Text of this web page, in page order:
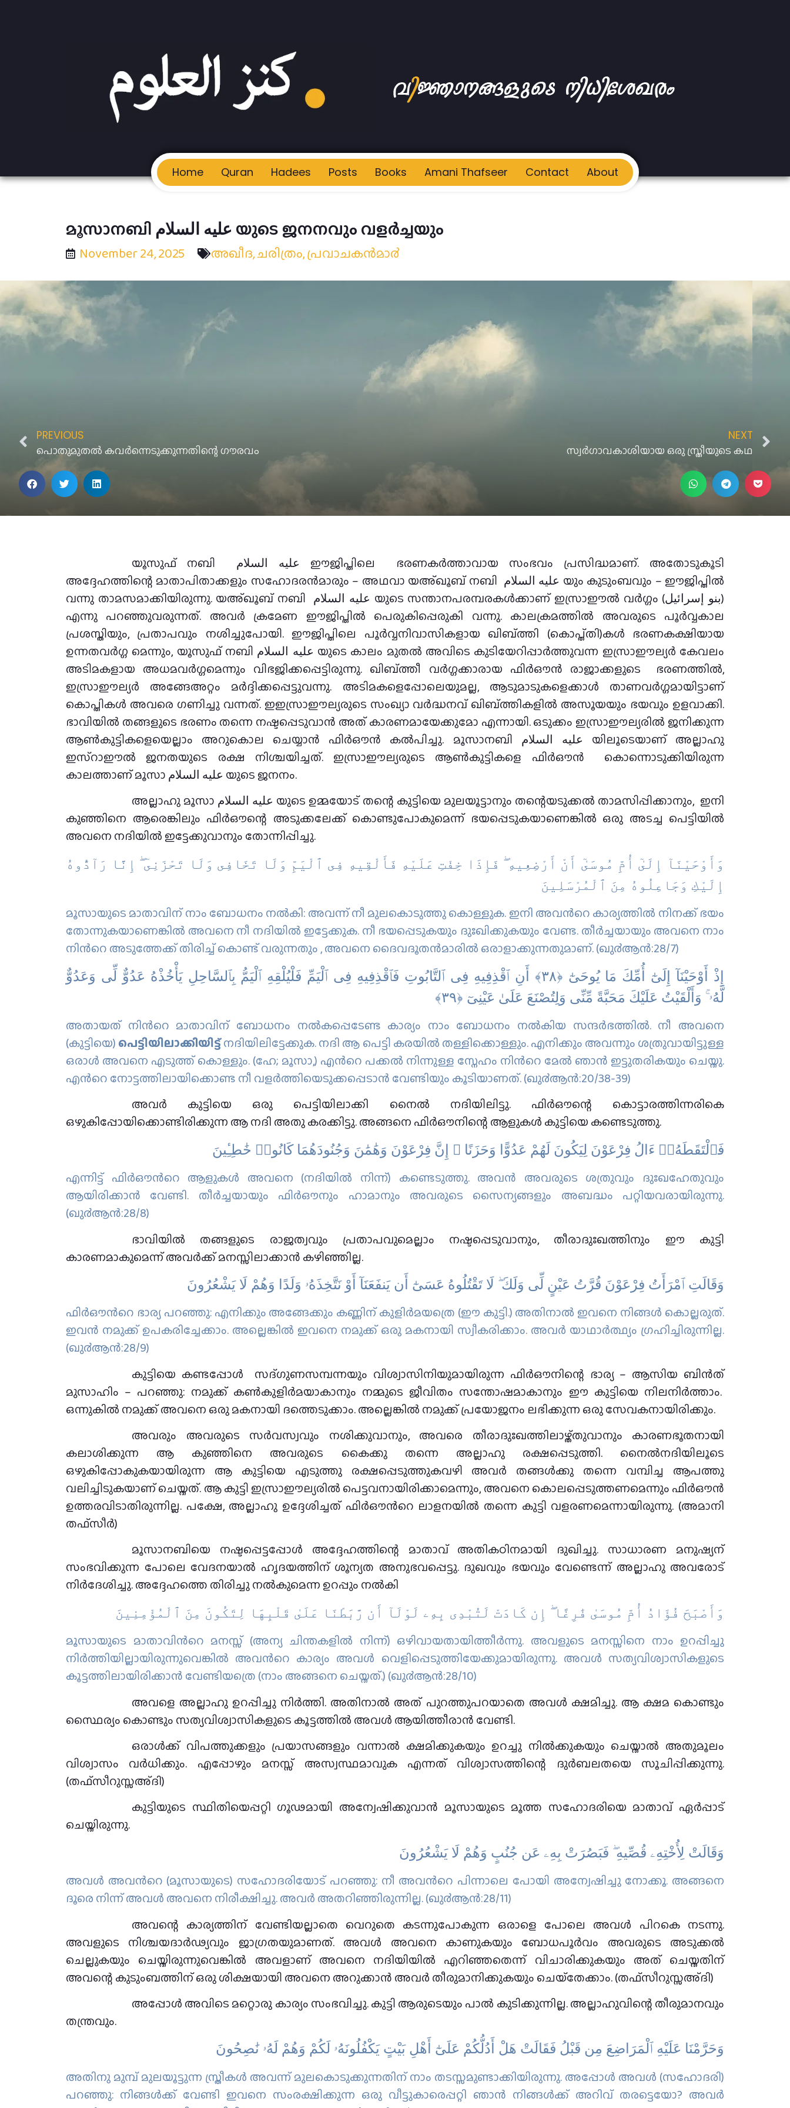
Home Quran Hadees Posts Books Amani Thafseer Contact About
മൂസാനബി عليه السلام യുടെ ജനനവും വളര്‍ച്ചയും
November 24, 2025 അഖീദ,ചരിത്രം,പ്രവാചകന്‍മാ൪
PREVIOUS
പൊതുമുതൽ കവർന്നെടുക്കുന്നതിന്റെ ഗൗരവം
NEXT
സ്വർഗാവകാശിയായ ഒരു സ്ത്രീയുടെ കഥ
യൂസുഫ് നബി عليه السلام ഈജിപ്തിലെ ഭരണകര്‍ത്താവായ സംഭവം പ്രസിദ്ധമാണ്. അതോടുകൂടി
അദ്ദേഹത്തിന്റെ മാതാപിതാക്കളും സഹോദരന്‍മാരും – അഥവാ യഅ്ഖൂബ് നബി عليه السلام യും കുടുംബവും – ഈജിപ്തില്‍
വന്നു താമസമാക്കിയിരുന്നു. യഅ്ഖൂബ് നബി عليه السلام യുടെ സന്താനപരമ്പരകള്‍ക്കാണ് ഇസ്രാഈല്‍ വര്‍ഗ്ഗം (بنو إسرائيل)
എന്നു പറഞ്ഞുവരുന്നത്. അവര്‍ ക്രമേണ ഈജിപ്തില്‍ പെരുകിപ്പെരുകി വന്നു. കാലക്രമത്തില്‍ അവരുടെ പൂര്‍വ്വകാല
പ്രശസ്തിയും, പ്രതാപവും നശിച്ചുപോയി. ഈജിപ്തിലെ പൂര്‍വ്വനിവാസികളായ ഖിബ്ത്തി (കൊപ്ത്തി)കള്‍ ഭരണകക്ഷിയായ
ഉന്നതവര്‍ഗ്ഗ മെന്നും, യൂസുഫ് നബി عليه السلام യുടെ കാലം മുതല്‍ അവിടെ കുടിയേറിപ്പാര്‍ത്തുവന്ന ഇസ്രാഈല്യര്‍ കേവലം
അടിമകളായ അധമവര്‍ഗ്ഗമെന്നും വിഭജിക്കപ്പെട്ടിരുന്നു. ഖിബ്ത്തീ വര്‍ഗ്ഗക്കാരായ ഫിര്‍ഔന്‍ രാജാക്കളുടെ ഭരണത്തില്‍,
ഇസ്രാഈല്യര്‍ അങ്ങേഅറ്റം മര്‍ദ്ദിക്കപ്പെട്ടുവന്നു. അടിമകളെപ്പോലെയുമല്ല, ആടുമാടുകളെക്കാള്‍ താണവര്‍ഗ്ഗമായിട്ടാണ്
കൊപ്തികള്‍ അവരെ ഗണിച്ചു വന്നത്. ഇഇസ്രാഈല്യരുടെ സംഖ്യാ വര്‍ദ്ധനവ് ഖിബ്ത്തികളില്‍ അസൂയയും ഭയവും ഉളവാക്കി.
ഭാവിയില്‍ തങ്ങളുടെ ഭരണം തന്നെ നഷ്ടപ്പെടുവാന്‍ അത് കാരണമായേക്കുമോ എന്നായി. ഒടുക്കം ഇസ്രാഈല്യരില്‍ ജനിക്കുന്ന
ആണ്‍കുട്ടികളെയെല്ലാം അറുകൊല ചെയ്യാന്‍ ഫിര്‍ഔന്‍ കല്‍പിച്ചു. മൂസാനബി عليه السلام യിലൂടെയാണ് അല്ലാഹു
ഇസ്‌റാഈൽ ജനതയുടെ രക്ഷ നിശ്ചയിച്ചത്. ഇസ്രാഈല്യരുടെ ആണ്‍കുട്ടികളെ ഫിര്‍ഔൻ കൊന്നൊടുക്കിയിരുന്ന
കാലത്താണ് മൂസാ عليه السلام യുടെ ജനനം.
അല്ലാഹു മൂസാ عليه السلام യുടെ ഉമ്മയോട് തന്റെ കുട്ടിയെ മുലയൂട്ടാനും തന്റെയടുക്കൽ താമസിപ്പിക്കാനും, ഇനി
കുഞ്ഞിനെ ആരെങ്കിലും ഫിര്‍ഔന്റെ അടുക്കലേക്ക് കൊണ്ടുപോകുമെന്ന് ഭയപ്പെടുകയാണെങ്കിൽ ഒരു അടച്ച പെട്ടിയിൽ
അവനെ നദിയിൽ ഇട്ടേക്കുവാനും തോന്നിപ്പിച്ചു.
وَأَوْحَيْنَآ إِلَىٰٓ أُمِّ مُوسَىٰٓ أَنْ أَرْضِعِيهِ ۖ فَإِذَا خِفْتِ عَلَيْهِ فَأَلْقِيهِ فِى ٱلْيَمِّ وَلَا تَخَافِى وَلَا تَحْزَنِىٓ ۖ إِنَّا رَآدُّوهُ
إِلَيْكِ وَجَاعِلُوهُ مِنَ ٱلْمُرْسَلِينَ
മൂസായുടെ മാതാവിന് നാം ബോധനം നല്‍കി: അവന്ന് നീ മുലകൊടുത്തു കൊള്ളുക. ഇനി അവന്‍റെ കാര്യത്തില്‍ നിനക്ക് ഭയം
തോന്നുകയാണെങ്കില്‍ അവനെ നീ നദിയില്‍ ഇട്ടേക്കുക. നീ ഭയപ്പെടുകയും ദുഃഖിക്കുകയും വേണ്ട. തീര്‍ച്ചയായും അവനെ നാം
നിന്‍റെ അടുത്തേക്ക് തിരിച്ച് കൊണ്ട് വരുന്നതും , അവനെ ദൈവദൂതന്‍മാരില്‍ ഒരാളാക്കുന്നതുമാണ്‌. (ഖു൪ആന്‍:28/7)
إِذْ أَوْحَيْنَآ إِلَىٰٓ أُمِّكَ مَا يُوحَىٰٓ
أَنِ ٱقْذِفِيهِ فِى ٱلتَّابُوتِ فَٱقْذِفِيهِ فِى ٱلْيَمِّ فَلْيُلْقِهِ ٱلْيَمُّ بِٱلسَّاحِلِ يَأْخُذْهُ عَدُوٌّ لِّى وَعَدُوٌّ
لَّهُۥۚ وَأَلْقَيْتُ عَلَيْكَ مَحَبَّةً مِّنِّى وَلِتُصْنَعَ عَلَىٰ عَيْنِىٓ
അതായത് നിന്‍റെ മാതാവിന് ബോധനം നല്‍കപ്പെടേണ്ട കാര്യം നാം ബോധനം നല്‍കിയ സന്ദര്‍ഭത്തില്‍. നീ അവനെ
(കുട്ടിയെ) പെട്ടിയിലാക്കിയിട്ട്നദിയിലിട്ടേക്കുക. നദി ആ പെട്ടി കരയില്‍ തള്ളിക്കൊള്ളും. എനിക്കും അവന്നും ശത്രുവായിട്ടുള്ള
ഒരാള്‍ അവനെ എടുത്ത് കൊള്ളും. (ഹേ; മൂസാ,) എന്‍റെ പക്കല്‍ നിന്നുള്ള സ്നേഹം നിന്‍റെ മേല്‍ ഞാന്‍ ഇട്ടുതരികയും ചെയ്തു.
എന്‍റെ നോട്ടത്തിലായിക്കൊണ്ട നീ വളര്‍ത്തിയെടുക്കപ്പെടാന്‍ വേണ്ടിയും കൂടിയാണത്‌. (ഖു൪ആന്‍:20/38-39)
അവര്‍ കുട്ടിയെ ഒരു പെട്ടിയിലാക്കി നൈല്‍ നദിയിലിട്ടു. ഫിര്‍ഔന്റെ കൊട്ടാരത്തിന്നരികെ
ഒഴുകിപ്പോയിക്കൊണ്ടിരിക്കുന്ന ആ നദി അതു കരക്കിട്ടു. അങ്ങനെ ഫിർഔനിന്റെ ആളുകൾ കുട്ടിയെ കണ്ടെടുത്തു.
فَٱلْتَقَطَهُۥٓ ءَالُ فِرْعَوْنَ لِيَكُونَ لَهُمْ عَدُوًّا وَحَزَنًا ۗ إِنَّ فِرْعَوْنَ وَهَٰمَٰنَ وَجُنُودَهُمَا كَانُوا۟ خَٰطِـِٔينَ
എന്നിട്ട് ഫിര്‍ഔന്‍റെ ആളുകള്‍ അവനെ (നദിയില്‍ നിന്ന്‌) കണ്ടെടുത്തു. അവന്‍ അവരുടെ ശത്രുവും ദുഃഖഹേതുവും
ആയിരിക്കാന്‍ വേണ്ടി. തീര്‍ച്ചയായും ഫിര്‍ഔനും ഹാമാനും അവരുടെ സൈന്യങ്ങളും അബദ്ധം പറ്റിയവരായിരുന്നു.
(ഖു൪ആന്‍:28/8)
ഭാവിയില്‍ തങ്ങളുടെ രാജത്വവും പ്രതാപവുമെല്ലാം നഷ്ടപ്പെടുവാനും, തീരാദുഃഖത്തിനും ഈ കുട്ടി
കാരണമാകുമെന്ന് അവര്‍ക്ക് മനസ്സിലാക്കാൻ കഴിഞ്ഞില്ല.
وَقَالَتِ ٱمْرَأَتُ فِرْعَوْنَ قُرَّتُ عَيْنٍ لِّى وَلَكَ ۖ لَا تَقْتُلُوهُ عَسَىٰٓ أَن يَنفَعَنَآ أَوْ نَتَّخِذَهُۥ وَلَدًا وَهُمْ لَا يَشْعُرُونَ
ഫിര്‍ഔന്‍റെ ഭാര്യ പറഞ്ഞു: എനിക്കും അങ്ങേക്കും കണ്ണിന് കുളിര്‍മയത്രെ (ഈ കുട്ടി.) അതിനാല്‍ ഇവനെ നിങ്ങള്‍ കൊല്ലരുത്‌.
ഇവന്‍ നമുക്ക് ഉപകരിച്ചേക്കാം. അല്ലെങ്കില്‍ ഇവനെ നമുക്ക് ഒരു മകനായി സ്വീകരിക്കാം. അവര്‍ യാഥാര്‍ത്ഥ്യം ഗ്രഹിച്ചിരുന്നില്ല.
(ഖു൪ആന്‍:28/9)
കുട്ടിയെ കണ്ടപ്പോള്‍ സദ്ഗുണസമ്പന്നയും വിശ്വാസിനിയുമായിരുന്ന ഫിർഔനിന്റെ ഭാര്യ – ആസിയ ബിൻത്
മുസാഹിം – പറഞ്ഞു: നമുക്ക് കൺകുളിർമയാകാനും നമ്മുടെ ജീവിതം സന്തോഷമാകാനും ഈ കുട്ടിയെ നിലനിര്‍ത്താം.
ഒന്നുകിൽ നമുക്ക് അവനെ ഒരു മകനായി ദത്തെടുക്കാം. അല്ലെങ്കിൽ നമുക്ക് പ്രയോജനം ലഭിക്കുന്ന ഒരു സേവകനായിരിക്കും.
അവരും അവരുടെ സര്‍വസ്വവും നശിക്കുവാനും, അവരെ തീരാദുഃഖത്തിലാഴ്ത്തുവാനും കാരണഭൂതനായി
കലാശിക്കുന്ന ആ കുഞ്ഞിനെ അവരുടെ കൈക്കു തന്നെ അല്ലാഹു രക്ഷപ്പെടുത്തി. നൈല്‍നദിയിലൂടെ
ഒഴുകിപ്പോകുകയായിരുന്ന ആ കുട്ടിയെ എടുത്തു രക്ഷപ്പെടുത്തുകവഴി അവര്‍ തങ്ങള്‍ക്കു തന്നെ വമ്പിച്ച ആപത്തു
വലിച്ചിടുകയാണ് ചെയ്തത്. ആ കുട്ടി ഇസ്രാഈല്യരില്‍ പെട്ടവനായിരിക്കാമെന്നും, അവനെ കൊലപ്പെടുത്തണമെന്നും ഫിര്‍ഔന്‍
ഉത്തരവിടാതിരുന്നില്ല. പക്ഷേ, അല്ലാഹു ഉദ്ദേശിച്ചത് ഫിര്‍ഔന്‍റെ ലാളനയില്‍ തന്നെ കുട്ടി വളരണമെന്നായിരുന്നു. (അമാനി
തഫ്സീര്‍)
മൂസാനബിയെ നഷ്ടപ്പെട്ടപ്പോൾ അദ്ദേഹത്തിന്റെ മാതാവ് അതികഠിനമായി ദുഖിച്ചു. സാധാരണ മനുഷ്യന്
സംഭവിക്കുന്ന പോലെ വേദനയാൽ ഹൃദയത്തിന് ശൂന്യത അനുഭവപ്പെട്ടു. ദുഖവും ഭയവും വേണ്ടെന്ന് അല്ലാഹു അവരോട്
നിർദേശിച്ചു. അദ്ദേഹത്തെ തിരിച്ചു നൽകുമെന്ന ഉറപ്പും നൽകി
وَأَصْبَحَ فُؤَادُ أُمِّ مُوسَىٰ فَٰرِغًا ۖ إِن كَادَتْ لَتُبْدِى بِهِۦ لَوْلَآ أَن رَّبَطْنَا عَلَىٰ قَلْبِهَا لِتَكُونَ مِنَ ٱلْمُؤْمِنِينَ
മൂസായുടെ മാതാവിന്‍റെ മനസ്സ് (അന്യ ചിന്തകളില്‍ നിന്ന്‌) ഒഴിവായതായിത്തീര്‍ന്നു. അവളുടെ മനസ്സിനെ നാം ഉറപ്പിച്ചു
നിര്‍ത്തിയില്ലായിരുന്നുവെങ്കില്‍ അവന്‍റെ കാര്യം അവള്‍ വെളിപ്പെടുത്തിയേക്കുമായിരുന്നു. അവള്‍ സത്യവിശ്വാസികളുടെ
കൂട്ടത്തിലായിരിക്കാന്‍ വേണ്ടിയത്രെ (നാം അങ്ങനെ ചെയ്തത്‌.) (ഖു൪ആന്‍:28/10)
അവളെ അല്ലാഹു ഉറപ്പിച്ചു നിർത്തി. അതിനാൽ അത് പുറത്തുപറയാതെ അവൾ ക്ഷമിച്ചു. ആ ക്ഷമ കൊണ്ടും
സ്ഥൈര്യം കൊണ്ടും സത്യവിശ്വാസികളുടെ കൂട്ടത്തിൽ അവൾ ആയിത്തീരാൻ വേണ്ടി.
ഒരാൾക്ക് വിപത്തുക്കളും പ്രയാസങ്ങളും വന്നാൽ ക്ഷമിക്കുകയും ഉറച്ചു നിൽക്കുകയും ചെയ്താൽ അതുമൂലം
വിശ്വാസം വർധിക്കും. എപ്പോഴും മനസ്സ് അസ്വസ്ഥമാവുക എന്നത് വിശ്വാസത്തിന്റെ ദുർബലതയെ സൂചിപ്പിക്കുന്നു.
(തഫ്സീറുസ്സഅ്ദി)
കുട്ടിയുടെ സ്ഥിതിയെപ്പറ്റി ഗൂഢമായി അന്വേഷിക്കുവാന്‍ മൂസായുടെ മൂത്ത സഹോദരിയെ മാതാവ് ഏര്‍പ്പാട്
ചെയ്തിരുന്നു.
وَقَالَتْ لِأُخْتِهِۦ قُصِّيهِ ۖ فَبَصُرَتْ بِهِۦ عَن جُنُبٍ وَهُمْ لَا يَشْعُرُونَ
അവള്‍ അവന്‍റെ (മൂസായുടെ) സഹോദരിയോട് പറഞ്ഞു: നീ അവന്‍റെ പിന്നാലെ പോയി അന്വേഷിച്ചു നോക്കൂ. അങ്ങനെ
ദൂരെ നിന്ന് അവള്‍ അവനെ നിരീക്ഷിച്ചു. അവര്‍ അതറിഞ്ഞിരുന്നില്ല. (ഖു൪ആന്‍:28/11)
അവന്റെ കാര്യത്തിന് വേണ്ടിയല്ലാതെ വെറുതെ കടന്നുപോകുന്ന ഒരാളെ പോലെ അവൾ പിറകെ നടന്നു.
അവളുടെ നിശ്ചയദാർഢ്യവും ജാഗ്രതയുമാണത്. അവൾ അവനെ കാണുകയും ബോധപൂർവം അവരുടെ അടുക്കൽ
ചെല്ലുകയും ചെയ്തിരുന്നുവെങ്കിൽ അവളാണ് അവനെ നദിയിയിൽ എറിഞ്ഞതെന്ന് വിചാരിക്കുകയും അത് ചെയ്തതിന്
അവന്റെ കുടുംബത്തിന് ഒരു ശിക്ഷയായി അവനെ അറുക്കാൻ അവർ തീരുമാനിക്കുകയും ചെയ്‌തേക്കാം. (തഫ്സീറുസ്സഅ്ദി)
അപ്പോൾ അവിടെ മറ്റൊരു കാര്യം സംഭവിച്ചു. കുട്ടി ആരുടെയും പാൽ കുടിക്കുന്നില്ല. അല്ലാഹുവിന്റെ തീരുമാനവും
തന്ത്രവും.
وَحَرَّمْنَا عَلَيْهِ ٱلْمَرَاضِعَ مِن قَبْلُ فَقَالَتْ هَلْ أَدُلُّكُمْ عَلَىٰٓ أَهْلِ بَيْتٍ يَكْفُلُونَهُۥ لَكُمْ وَهُمْ لَهُۥ نَٰصِحُونَ
അതിനു മുമ്പ് മുലയൂട്ടുന്ന സ്ത്രീകള്‍ അവന്ന് മുലകൊടുക്കുന്നതിന് നാം തടസ്സമുണ്ടാക്കിയിരുന്നു. അപ്പോള്‍ അവള്‍ (സഹോദരി)
പറഞ്ഞു: നിങ്ങള്‍ക്ക് വേണ്ടി ഇവനെ സംരക്ഷിക്കുന്ന ഒരു വീട്ടുകാരെപ്പറ്റി ഞാന്‍ നിങ്ങള്‍ക്ക് അറിവ് തരട്ടെയോ? അവര്‍